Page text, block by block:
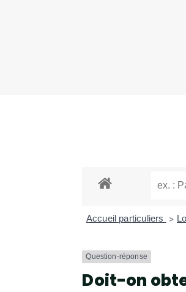
Accueil particuliers >
Question-réponse
Doit-on